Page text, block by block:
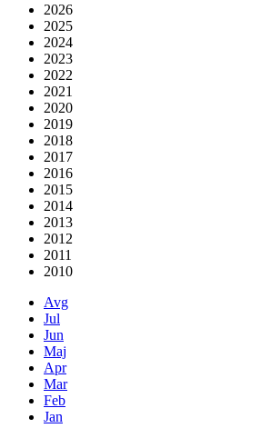
2026
2025
2024
2023
2022
2021
2020
2019
2018
2017
2016
2015
2014
2013
2012
2011
2010
Avg
Jul
Jun
Maj
Apr
Mar
Feb
Jan